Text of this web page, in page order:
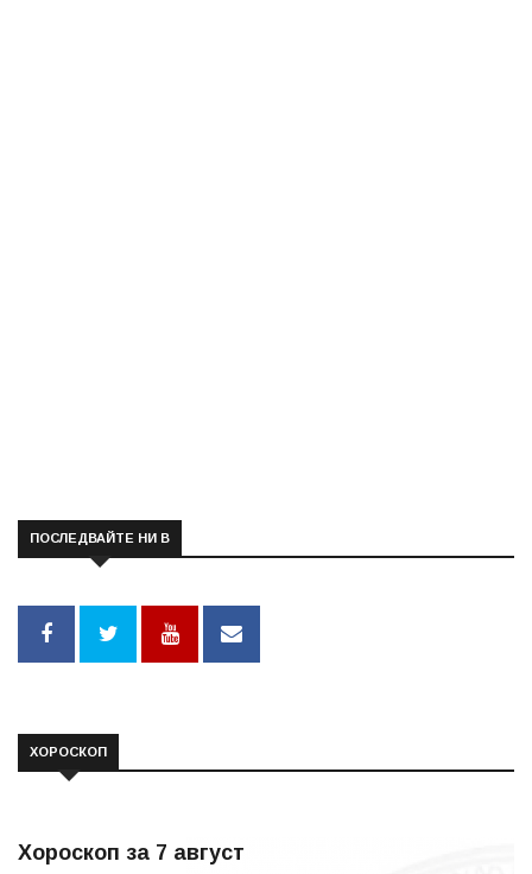
ПОСЛЕДВАЙТЕ НИ В
ХОРОСКОП
Хороскоп за 7 август